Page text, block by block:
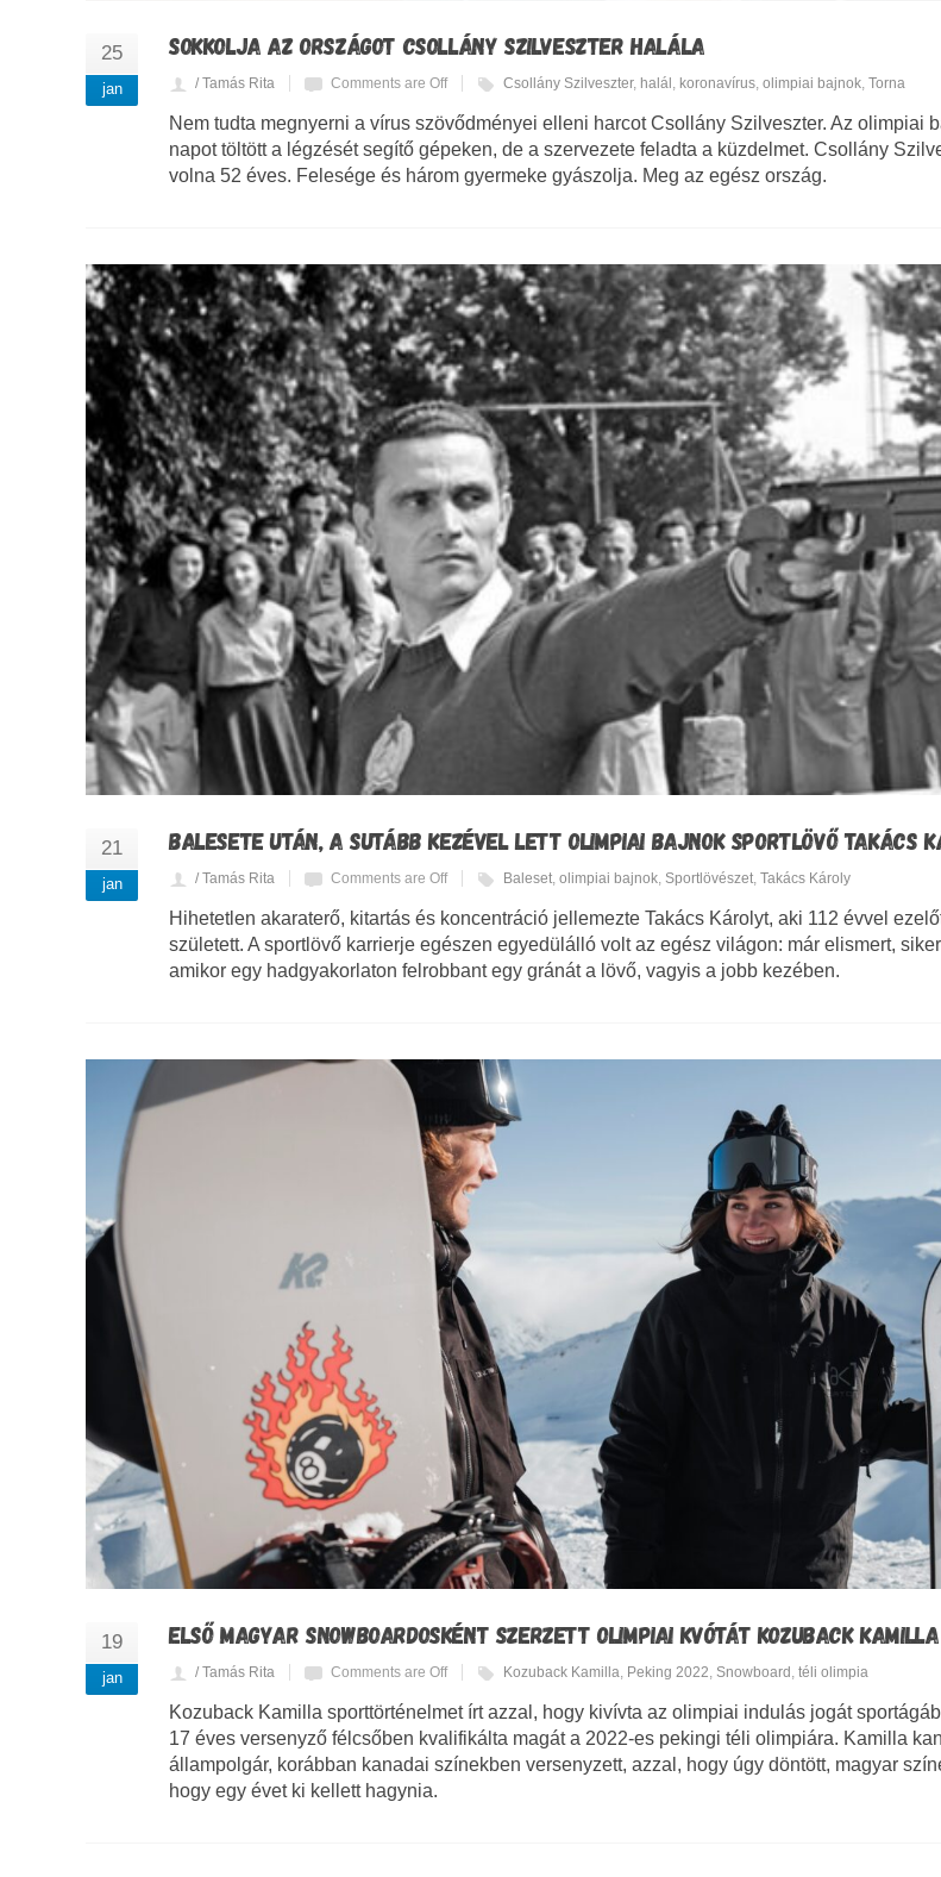
25
jan
SOKKOLJA AZ ORSZÁGOT CSOLLÁNY SZILVESZTER HALÁLA
/ Tamás Rita Comments are Off Csollány Szilveszter, halál , koronavírus, olimpiai bajnok, Torna
Nem tudta megnyerni a vírus szövődményei elleni harcot Csollány Szilveszter. Az olimpiai
napot töltött a légzését segítő gépeken, de a szervezete feladta a küzdelmet. Csollány
volna 52 éves. Felesége és három gyermeke gyászolja. Meg az egész ország.
21
jan
BALESETE UTÁN, A SUTÁBB KEZÉVEL LETT OLIMPIAI BAJNOK SPORTLÖVŐ TAKÁCS
/ Tamás Rita Comments are Off Baleset, olimpiai bajnok, Sportlövészet, Takács Károly
Hihetetlen akaraterő, kitartás és koncentráció jellemezte Takács Károlyt, aki 112 évvel
született. A sportlövő karrierje egészen egyedülálló volt az egész világon: már elismert,
amikor egy hadgyakorlaton felrobbant egy gránát a lövő, vagyis a jobb kezében.
19
jan
ELSŐ MAGYAR SNOWBOARDOSKÉNT SZERZETT OLIMPIAI KVÓTÁT KOZUBACK KAMILLA
/ Tamás Rita Comments are Off Kozuback Kamilla, Peking 2022, Snowboard , téli olimpia
Kozuback Kamilla sporttörténelmet írt azzal, hogy kivívta az olimpiai indulás jogát
17 éves versenyző félcsőben kvalifikálta magát a 2022-es pekingi téli olimpiára. Kamilla
állampolgár, korábban kanadai színekben versenyzett, azzal, hogy úgy döntött, magyar
hogy egy évet ki kellett hagynia.